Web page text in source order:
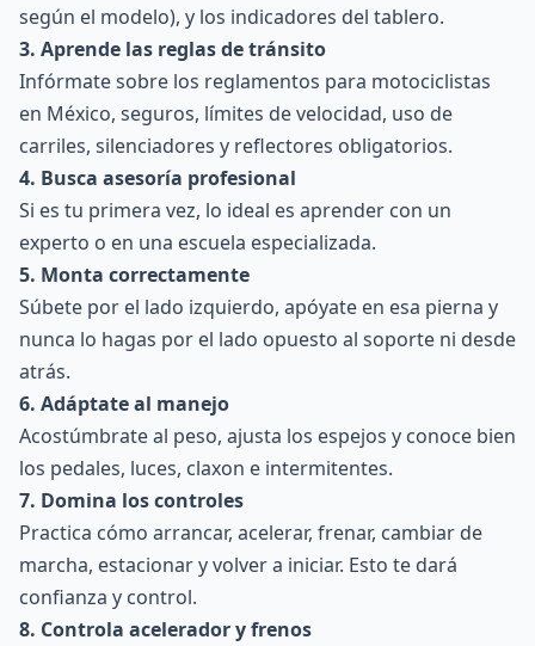
según el modelo), y los indicadores del tablero.
3. Aprende las reglas de tránsito
Infórmate sobre los reglamentos para motociclistas
en México, seguros, límites de velocidad, uso de
carriles, silenciadores y reflectores obligatorios.
4. Busca asesoría profesional
Si es tu primera vez, lo ideal es aprender con un
experto o en una escuela especializada.
5. Monta correctamente
Súbete por el lado izquierdo, apóyate en esa pierna y
nunca lo hagas por el lado opuesto al soporte ni desde
atrás.
6. Adáptate al manejo
Acostúmbrate al peso, ajusta los espejos y conoce bien
los pedales, luces, claxon e intermitentes.
7. Domina los controles
Practica cómo arrancar, acelerar, frenar, cambiar de
marcha, estacionar y volver a iniciar. Esto te dará
confianza y control.
8. Controla acelerador y frenos